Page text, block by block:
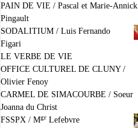
PAIN DE VIE / Pascal et Marie-Annick
Pingault
SODALITIUM / Luis Fernando
Figari
LE VERBE DE VIE
OFFICE CULTUREL DE CLUNY /
Olivier Fenoy
CARMEL DE SIMACOURBE / Soeur
Joanna du Christ
FSSPX / Mgr Lefebvre